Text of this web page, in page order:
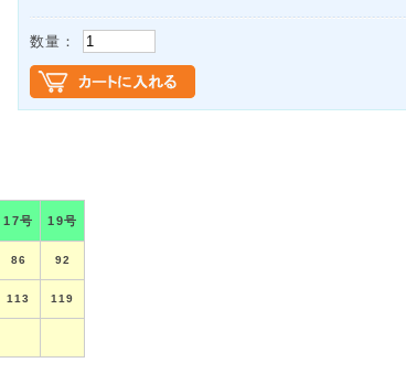
数量：
17号 19号
86 92
113 119